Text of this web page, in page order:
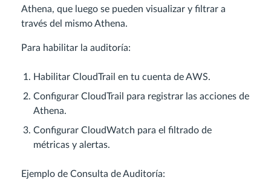
Athena, que luego se pueden visualizar y filtrar a
través del mismo Athena.
Para habilitar la auditoría:
Habilitar CloudTrail en tu cuenta de AWS.
Configurar CloudTrail para registrar las acciones de
Athena.
Configurar CloudWatch para el filtrado de
métricas y alertas.
Ejemplo de Consulta de Auditoría: